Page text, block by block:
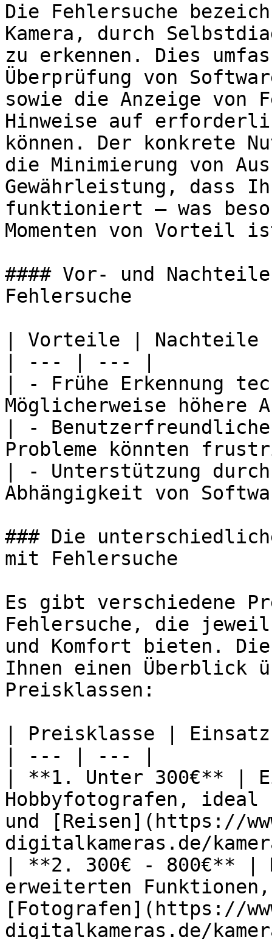
Die Fehlersuche
Kamera, durch
zu erkennen. Dies
Überprüfung von
sowie die Anzeige von
Hinweise auf
können. Der konkrete
die Minimierung von
Gewährleistung, dass
funktioniert – was
Momenten von Vorteil
#### Vor- und
Fehlersuche
| Vorteile | Nachteile
| --- | --- |
| - Frühe Erkennung
Möglicherweise höhere
| -
Probleme könnten
| - Unterstützung
Abhängigkeit von
### Die
mit Fehlersuche
Es gibt verschiedene
Fehlersuche, die
und Komfort bieten.
Ihnen einen Überblick
Preisklassen:
| Preisklasse |
| --- | --- |
| **1. Unter 300€** |
Hobbyfotografen, ideal
und [Reisen](https://
digitalkameras.de/
| **2. 300€ - 800€** |
erweiterten
[Fotografen](https://
digitalkameras.de/